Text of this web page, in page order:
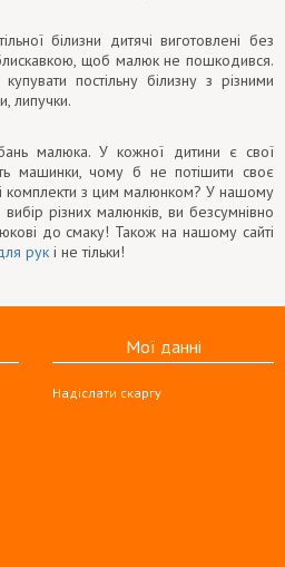
білизни дитячі виготовлені без
щоб малюк не пошкодився.
постільну білизну з різними
липучки.
малюка. У кожної дитини є свої
машинки, чому б не потішити своє
комплекти з цим малюнком? У нашому
вибір різних малюнків, ви безсумнівно
до смаку! Також на нашому сайті
рук і не тільки!
Мої данні
Надіслати скаргу